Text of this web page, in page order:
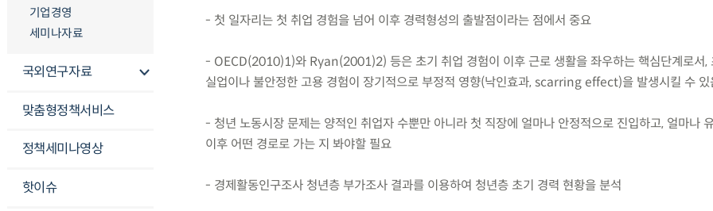
기업경영
세미나자료
국외연구자료
맞춤형정책서비스
정책세미나영상
핫이슈
- 첫 일자리는 첫 취업 경험을 넘어 이후 경력형성의 출발점이라는 점에서 중요
- OECD(2010)1)와 Ryan(2001)2) 등은 초기 취업 경험이 이후 근로 생활을 좌우하는 핵심단계로서,
실업이나 불안정한 고용 경험이 장기적으로 부정적 영향(낙인효과, scarring effect)을 발생시킬 수 있
- 청년 노동시장 문제는 양적인 취업자 수뿐만 아니라 첫 직장에 얼마나 안정적으로 진입하고, 얼마나
이후 어떤 경로로 가는 지 봐야할 필요
- 경제활동인구조사 청년층 부가조사 결과를 이용하여 청년층 초기 경력 현황을 분석